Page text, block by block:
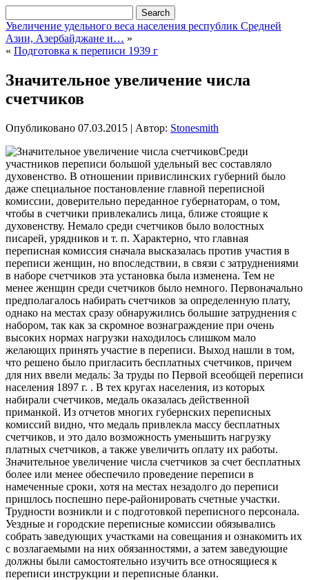
Увеличение удельного веса населения республик Средней
Азии, Азербайджане и… »
« Подготовка к переписи 1939 г
Значительное увеличение числа
счетчиков
Опубликовано 07.03.2015 | Автор: Stonesmith
Среди
участников переписи большой удельный вес составляло
духовенство. В отношении привислинских губерний было
даже специальное постановление главной переписной
комиссии, доверительно переданное губернаторам, о том,
чтобы в счетчики привлекались лица, ближе стоящие к
духовенству. Немало среди счетчиков было волостных
писарей, урядников и т. п. Характерно, что главная
переписная комиссия сначала высказалась против участия в
переписи женщин, но впоследствии, в связи с затруднениями
в наборе счетчиков эта установка была изменена. Тем не
менее женщин среди счетчиков было немного. Первоначально
предполагалось набирать счетчиков за определенную плату,
однако на местах сразу обнаружились большие затруднения с
набором, так как за скромное вознаграждение при очень
высоких нормах нагрузки находилось слишком мало
желающих принять участие в переписи. Выход нашли в том,
что решено было пригласить бесплатных счетчиков, причем
для них ввели медаль: За труды по Первой всеобщей переписи
населения 1897 г. . В тех кругах населения, из которых
набирали счетчиков, медаль оказалась действенной
приманкой. Из отчетов многих губернских переписных
комиссий видно, что медаль привлекла массу бесплатных
счетчиков, и это дало возможность уменьшить нагрузку
платных счетчиков, а также увеличить оплату их работы.
Значительное увеличение числа счетчиков за счет бесплатных
более или менее обеспечило проведение переписи в
намеченные сроки, хотя на местах незадолго до переписи
пришлось поспешно пере-районировать счетные участки.
Трудности возникли и с подготовкой переписного персонала.
Уездные и городские переписные комиссии обязывались
собрать заведующих участками на совещания и ознакомить их
с возлагаемыми на них обязанностями, а затем заведующие
должны были самостоятельно изучить все относящиеся к
переписи инструкции и переписные бланки.